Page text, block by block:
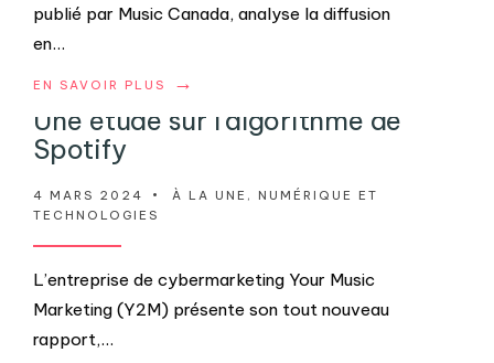
publié par Music Canada, analyse la diffusion
en...
EN SAVOIR PLUS →
Une étude sur l’algorithme de
Spotify
4 MARS 2024 • À LA UNE , NUMÉRIQUE ET
TECHNOLOGIES
L’entreprise de cybermarketing Your Music
Marketing (Y2M) présente son tout nouveau
rapport,...